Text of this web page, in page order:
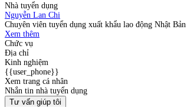
Nhà tuyển dụng
Nguyễn Lan Chi
Chuyên viên tuyển dụng xuất khẩu lao động Nhật
Xem thêm
Chức vụ
Địa chỉ
Kinh nghiệm
{{user_phone}}
Xem trang cá nhân
Nhắn tin nhà tuyển dụng
Tư vấn giúp tôi